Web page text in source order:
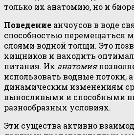
только их анатомию, но и
Поведение анчоусов в воде
способностью перемещаться
слоями водной толщи. Это
хищников и находить
питания. Их анатомия
использовать водные потоки,
динамическим изменениям
выносливыми и способными
разнообразных условиях.
Эти существа активно